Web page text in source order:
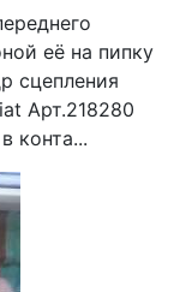
её на пипку
сцепления
Арт.218280
конта...